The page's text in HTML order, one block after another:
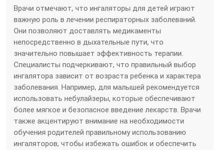
Врачи отмечают, что ингаляторы для детей играют
важную роль в лечении респираторных заболеваний.
Они позволяют доставлять медикаменты
непосредственно в дыхательные пути, что
значительно повышает эффективность терапии.
Специалисты подчеркивают, что правильный выбор
ингалятора зависит от возраста ребенка и характера
заболевания. Например, для малышей рекомендуется
использовать небулайзеры, которые обеспечивают
более мягкое и безопасное введение лекарств. Врачи
также акцентируют внимание на необходимости
обучения родителей правильному использованию
ингаляторов, чтобы избежать ошибок и обеспечить